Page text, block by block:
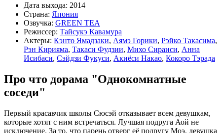
Дата выхода: 2014
Страна: Япония
Озвучка: GREEN TEA
Режиссер: Тайсукэ Кавамура
Актеры: Кэнто Ямадзаки, Аямэ Горики, Рэйко Такасима,
Рэн Кирияма, Такаси Фудзии, Михо Сираиси, Анна
Исибаси, Сэйдзи Фукуси, Акиёси Накао, Кокоро Тэрада
Про что дорама "Однокомнатные
соседи"
Первый красавчик школы Сюсэй отказывает всем девушкам,
которые хотят с ним встречаться. Лучшая подруга Аой не
исключение. За то, что парень отверг её подругу Моэ, девушка